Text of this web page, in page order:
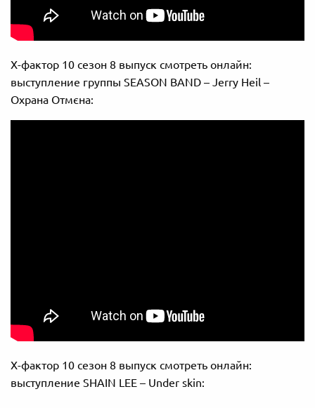
Х-фактор 10 сезон 8 выпуск смотреть онлайн:
выступление группы SEASON BAND – Jerry Heil –
Охрана Отмєна:
Х-фактор 10 сезон 8 выпуск смотреть онлайн:
выступление SHAIN LEE – Under skin: